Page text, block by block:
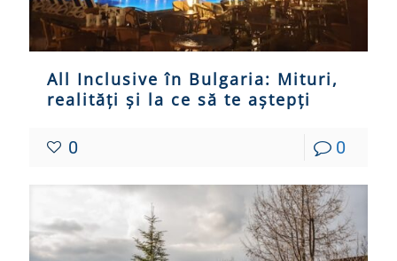
All Inclusive în Bulgaria: Mituri,
realități și la ce să te aștepți
0 0